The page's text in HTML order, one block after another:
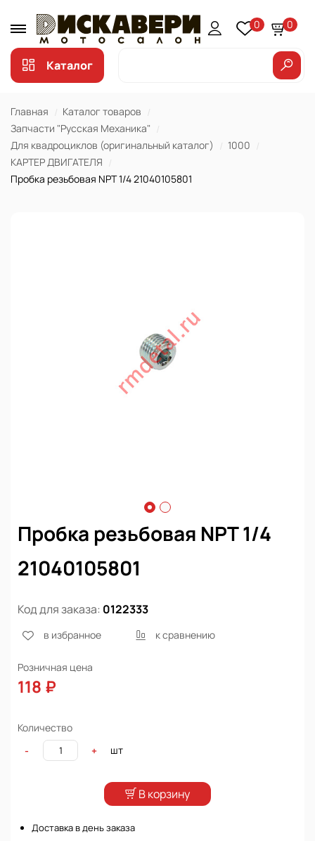
0 0
Каталог
Главная
Каталог товаров
Запчасти "Русская Механика"
Для квадроциклов (оригинальный каталог)
1000
КАРТЕР ДВИГАТЕЛЯ
Пробка резьбовая NPT 1/4 21040105801
Пробка резьбовая NPT 1/4
21040105801
Код для заказа: 0122333
в избранное к сравнению
Розничная цена
118 ₽
Количество
-
+ шт
В корзину
Доставка в день заказа